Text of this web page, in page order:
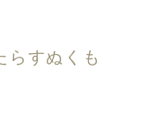
らすぬくも